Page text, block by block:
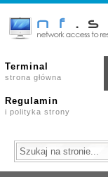
Terminal
strona główna
Regulamin
i polityka strony